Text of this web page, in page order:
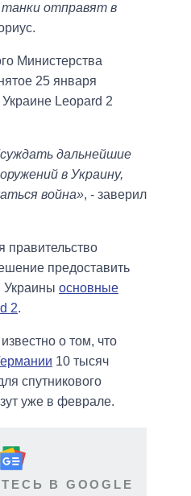
танки отправят в
Министерства
25 января
Leopard 2
дальнейшие
в Украину,
война», - заверил
правительство
предоставить
основные
2.
о том, что
10 тысяч
спутникового
уже в феврале.
В GOOGLE